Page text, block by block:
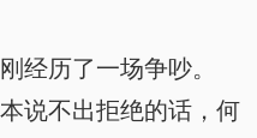
经历了一场争吵。
说不出拒绝的话，何